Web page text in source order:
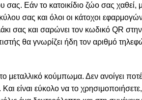
Εάν το κατοικίδιο ζώο σας χαθεί,
σας και όλοι οι κάτοχοι
σας και σαρώνει τον κωδικό QR στην
θα γνωρίζει ήδη τον αριθμό
μεταλλικό κούμπωμα. Δεν ανοίγει
είναι εύκολο να το